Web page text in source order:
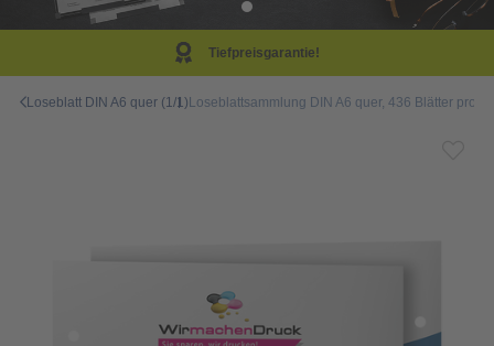
Loseblatt DIN A6 quer (1/1)Loseblattsammlung DIN A6 quer, 436 Blätter pro